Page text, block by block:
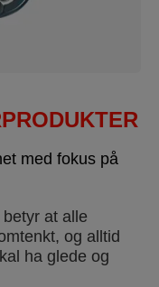
med fokus på
at alle
og alltid
ha glede og